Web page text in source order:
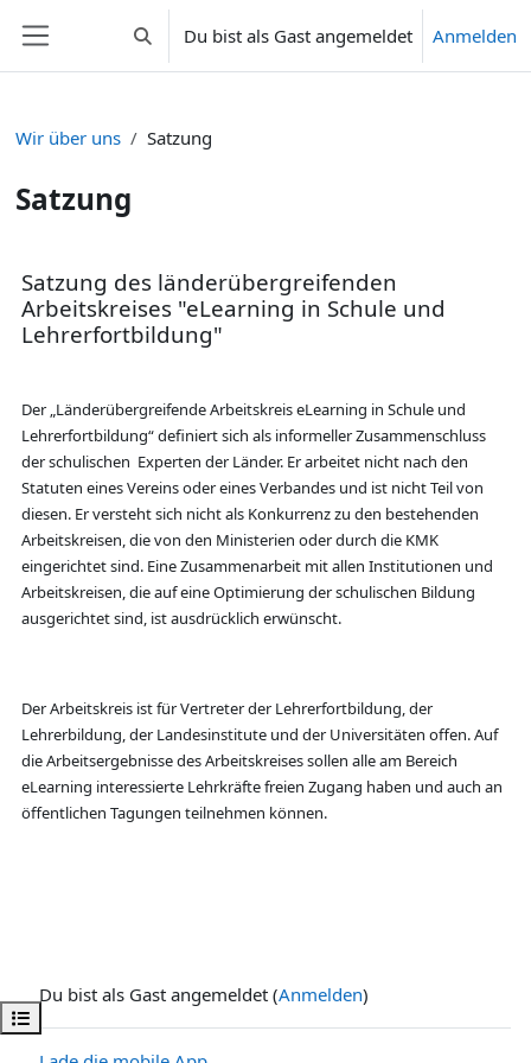
Website-ÜbersichtSucheingabe umschalten
Du bist als Gast angemeldet Anmelden
Kursindex öffnen
Wir über uns Satzung
Satzung
Abschnittsübersicht
Satzung des länderübergreifenden
Arbeitskreises "eLearning in Schule und
Lehrerfortbildung"
Der „Länderübergreifende Arbeitskreis eLearning in Schule und
Lehrerfortbildung“ definiert sich als informeller Zusammenschluss
der schulischen Experten der Länder. Er arbeitet nicht nach den
Statuten eines Vereins oder eines Verbandes und ist nicht Teil von
diesen. Er versteht sich nicht als Konkurrenz zu den bestehenden
Arbeitskreisen, die von den Ministerien oder durch die KMK
eingerichtet sind. Eine Zusammenarbeit mit allen Institutionen und
Arbeitskreisen, die auf eine Optimierung der schulischen Bildung
ausgerichtet sind, ist ausdrücklich erwünscht.
Der Arbeitskreis ist für Vertreter der Lehrerfortbildung, der
Lehrerbildung, der Landesinstitute und der Universitäten offen. Auf
die Arbeitsergebnisse des Arbeitskreises sollen alle am Bereich
eLearning interessierte Lehrkräfte freien Zugang haben und auch an
öffentlichen Tagungen teilnehmen können.
Du bist als Gast angemeldet (Anmelden)